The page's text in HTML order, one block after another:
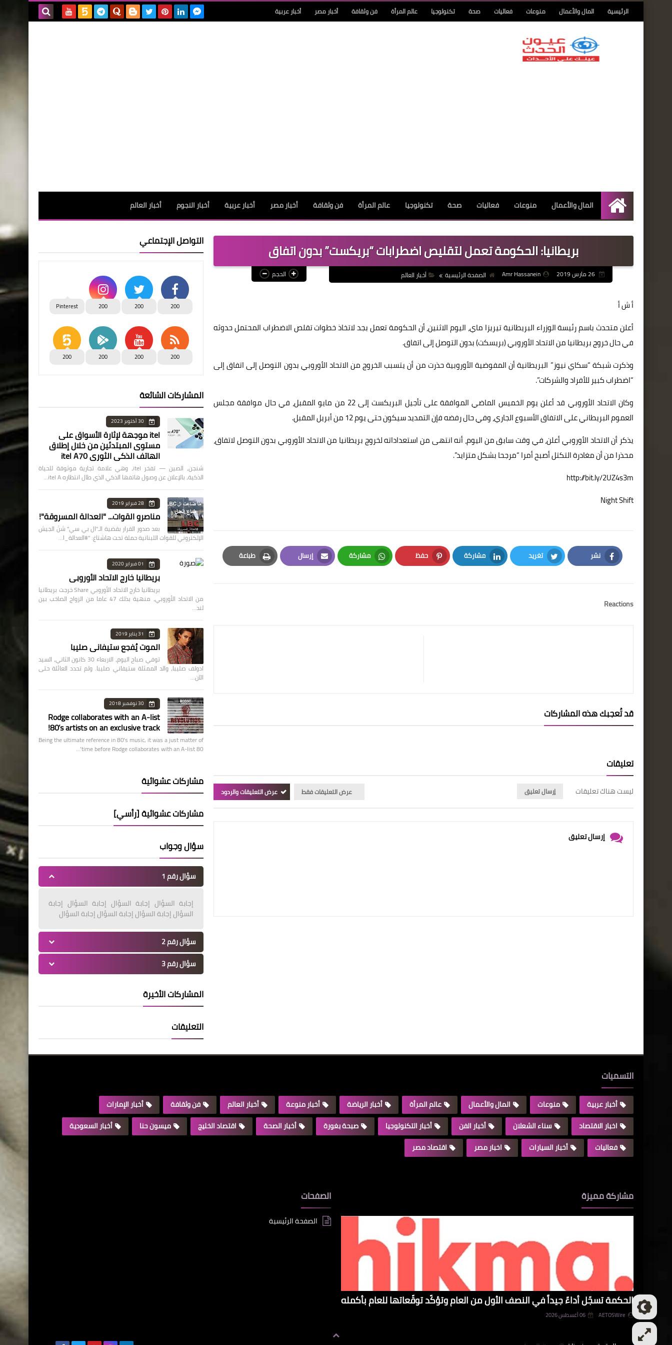
الرئيسية المال والأعمال منوعات فعاليات صحة تكنولوجيا عالم المرأة فن وثقافة أخبار مصر أخبار عربية
الرئيسية
المال والأعمال منوعات فعاليات صحة تكنولوجيا عالم المرأة فن وثقافة أخبار مصر أخبار عربية أخبار النجوم أخبار العالم
بريطانيا: الحكومة تعمل لتقليص اضطرابات “بريكست” بدون اتفاق
Amr Hassanein الصفحة الرئيسية أخبار العالم الحجم
أ ش أ
أعلن متحدث باسم رئيسة الوزراء البريطانية تيريزا ماي، اليوم الاثنين، أن الحكومة تعمل بجد لاتخاذ خطوات تقلص الاضطراب المحتمل حدوثه
في حال خروج بريطانيا من الاتحاد الأوروبي (بريسكت) بدون التوصل إلى اتفاق.
وذكرت شبكة “سكاي نيوز” البريطانية أن المفوضية الأوروبية حذرت من أن يتسبب الخروج من الاتحاد الأوروبي بدون التوصل إلى اتفاق إلى
“اضطراب كبير للأفراد والشركات”.
وكان الاتحاد الأوروبي قد أعلن يوم الخميس الماضي الموافقة على تأجيل البريكست إلى 22 من مايو المقبل، في حال موافقة مجلس
العموم البريطاني على الاتفاق الأسبوع الجاري، وفي حال رفضه فإن التمديد سيكون حتى يوم 12 من أبريل المقبل.
يذكر أن الاتحاد الأوروبي أعلن، في وقت سابق من اليوم، أنه انتهى من استعداداته لخروج بريطانيا من الاتحاد الأوروبي بدون التوصل لاتفاق،
محذرا من أن مغادرة التكتل أصبح أمرا “مرجحا بشكل متزايد”.
http://bit.ly/2UZ4s3m
Night Shift
نشر
Facebook
تغريد
Twitter
مشاركة
LinkedIn
حفظ
Pinterest
مشاركة
Whatsapp
إرسال
Email
طباعة
Print
Reactions
قد تُعجبك هذه المشاركات
تعليقات
ليست هناك تعليقات إرسال تعليق عرض التعليقات فقط عرض التعليقات والردود
إرسال تعليق
التواصل الإجتماعي
200
200
200
Pinterest
200
200
200
200
المشاركات الشائعة
30 أكتوبر 2023
itel موجهة لإثارة الأسواق على
مستوى المبتدئين من خلال إطلاق
الهاتف الذكي الثوري itel A70
شنجن، الصين — تفخر itel، وهي علامة تجارية موثوقة للحياة
الذكية، بالإعلان عن وصول هاتفها الذكي الذي طال انتظاره itel A…
28 فبراير 2019
مناصرو القوات... "العدالة المسروقة"!
بعد صدور القرار بقضية الـ"ال بي سي" شنّ الجيش
الإلكتروني للقوات اللبنانية حملة تحت هاشتاغ: "#العدالة_ا…
01 فبراير 2020
بريطانيا خارج الاتحاد الأوروبي
بريطانيا خارج الاتحاد الأوروبي Share خرجت بريطانيا
من الاتحاد الأوروبي، منهية بذلك 47 عاما من الزواج الصاخب بين
لند…
31 يناير 2019
الموت يُفجع ستيفاني صليبا
توفي صباح اليوم، الاربعاء 30 كانون الثاني، السيد
ادولف صليبا، والد الممثلة ستيفاني صليبا. ولم تحدد العائلة حتى
الآن…
30 نوفمبر 2018
Rodge collaborates with an A-list
80’s artists on an exclusive track!
Being the ultimate reference in 80’s music, it was a just matter of
time before Rodge collaborates with an A-list 80’…
مشاركات عشوائية
مشاركات عشوائية [رأسي]
سؤال وجواب
سؤال رقم 1
إجابة السؤال إجابة السؤال إجابة السؤال إجابة
السؤال إجابة السؤال إجابة السؤال إجابة السؤال
سؤال رقم 2
سؤال رقم 3
المشاركات الأخيرة
التعليقات
التسميات
أخبار عربية منوعات المال والأعمال عالم المرأة أخبار الرياضة أخبار منوعة أخبار العالم فن وثقافة
أخبار الإمارات
اخبار الاقتصاد
سناء الشعلان أخبار الفن أخبار التكنولوجيا صبحة بغورة أخبار الصحة اقتصاد الخليج ميسون حنا
أخبار السعودية
فعاليات
أخبار السيارات اخبار مصر اقتصاد مصر
مشاركة مميزة
الحكمة تسجّل أداءً جيداً في النصف الأول من العام وتؤكّد توقّعاتها للعام بأكمله
AETOSWire 06 أغسطس 2026
الصفحات
الصفحة الرئيسية